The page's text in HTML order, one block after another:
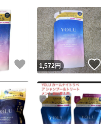
いいね！
1,572円